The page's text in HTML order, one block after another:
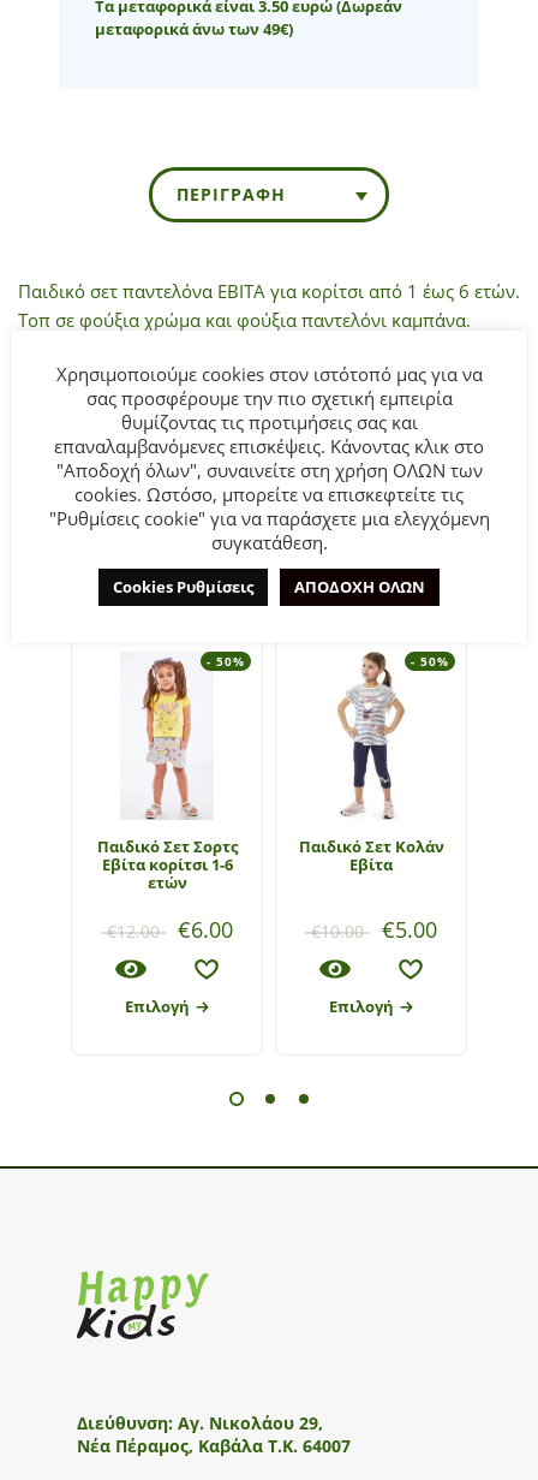
Τα μεταφορικά είναι 3.50 ευρώ(Δωρεάν
μεταφορικά άνω των 49€)
ΠΕΡΙΓΡΑΦΉ
Παιδικό σετ παντελόνα ΕΒΙΤΑ για κορίτσι από 1 έως 6 ετών.
Τοπ σε φούξια χρώμα και φούξια παντελόνι καμπάνα.
Σύνθεση:100% COTTON.
ΣΥΜΒΟΥΛΕΣ
Πλένεται στο πλυντήριο στους 30°C.
ΣΧΕΤΙΚΆ ΠΡΟΪΌΝΤΑ
- 50%
Παιδικό Σετ Σορτς
Εβίτα κορίτσι 1-6
ετών
€12.00 €6.00
Επιλογή
- 50%
Παιδικό Σετ Κολάν
Εβίτα
€10.00 €5.00
Επιλογή
Διεύθυνση: Αγ. Νικολάου 29,
Νέα Πέραμος, Καβάλα Τ.Κ. 64007
Χρησιμοποιούμε cookies στον ιστότοπό μας για να
σας προσφέρουμε την πιο σχετική εμπειρία
θυμίζοντας τις προτιμήσεις σας και
επαναλαμβανόμενες επισκέψεις. Κάνοντας κλικ στο
"Αποδοχή όλων", συναινείτε στη χρήση ΟΛΩΝ των
cookies. Ωστόσο, μπορείτε να επισκεφτείτε τις
"Ρυθμίσεις cookie" για να παράσχετε μια ελεγχόμενη
συγκατάθεση.
Cookies Ρυθμίσεις ΑΠΟΔΟΧΗ ΟΛΩΝ